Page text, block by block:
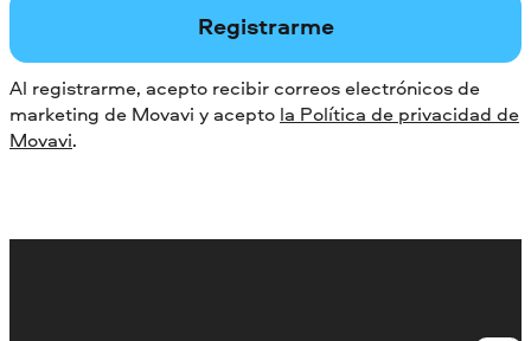
Registrarme
Al registrarme, acepto recibir correos electrónicos de
marketing de Movavi y acepto la Política de privacidad de
Movavi.